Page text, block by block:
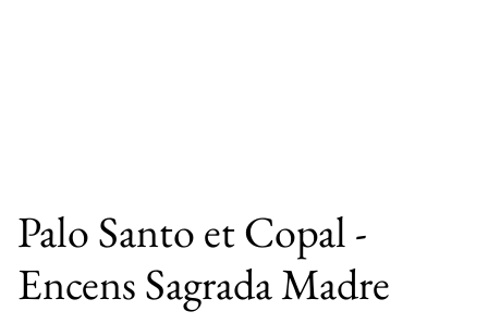
Palo Santo et Copal -
Encens Sagrada Madre